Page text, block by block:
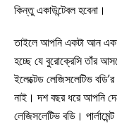
কিন্তু একাউন্টেবল হবেনা।
তাইলে আপনি একটা আন
হচ্ছে যে বুরোক্রেসি তাঁর
ইলেক্টেড লেজিসলেটিভ
নাই। দশ বছর ধরে আপনি
লেজিসলেটিভ বডি।